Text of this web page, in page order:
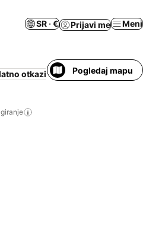
SR · € Prijavi me Meni
otkazivanje Pogledaj mapu